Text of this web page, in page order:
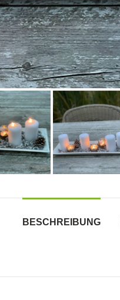
BESCHREIBUNG